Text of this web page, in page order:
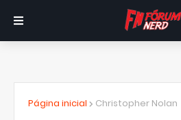
Página inicial Christopher Nolan